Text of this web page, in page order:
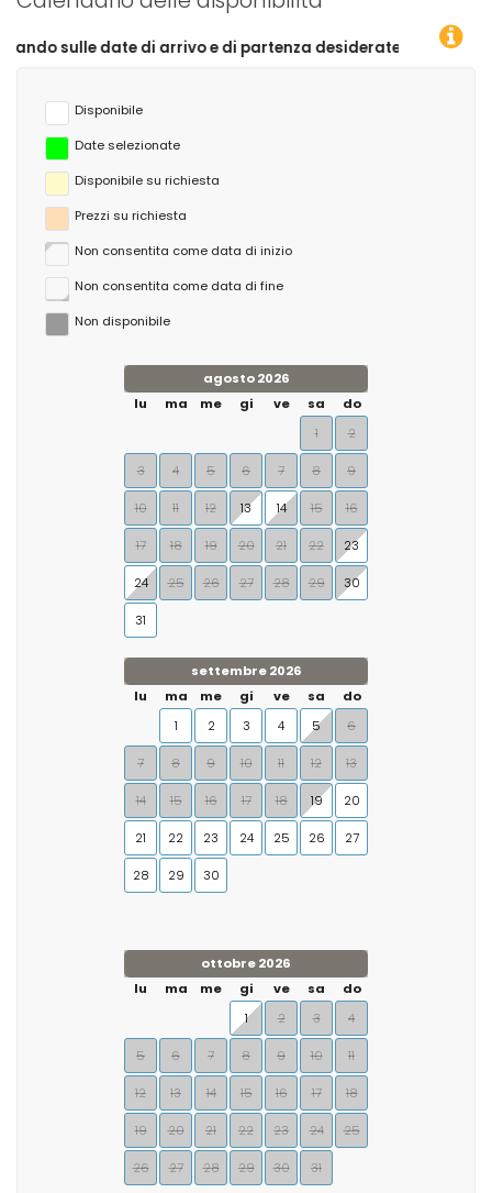
arrivo e di partenza desiderate!
Disponibile
Date selezionate
Disponibile su richiesta
Prezzi su richiesta
Non consentita come data di inizio
Non consentita come data di fine
Non disponibile
agosto 2026
lu
ma me gi ve sa
do
1
2
3 4 5 6 7 8 9
10 11 12 13 14 15 16
17 18 19 20 21 22 23
24 25 26 27 28 29 30
31
settembre 2026
lu
ma me gi ve sa
do
1
2 3 4 5 6
7 8 9 10 11 12 13
14 15 16 17 18 19 20
21 22 23 24 25 26 27
28 29 30
ottobre 2026
lu
ma me gi ve sa
do
1
2 3 4
5 6 7 8 9 10 11
12 13 14 15 16 17 18
19 20 21 22 23 24 25
26 27 28 29 30 31